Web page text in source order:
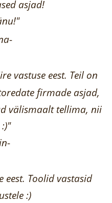
asjad!
-
vastuse eest. Teil on
firmade asjad,
välismaalt tellima, nii
-
eest. Toolid vastasid
:)